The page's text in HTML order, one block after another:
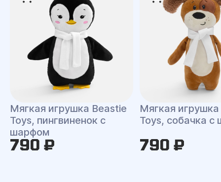
Мягкая игрушка Beastie
Toys, пингвиненок с
шарфом
790 ₽
Мягкая
Toys, собачка
790 ₽